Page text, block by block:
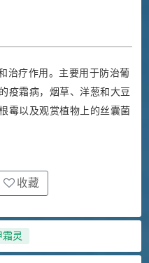
治疗作用。主要用于防治葡
疫霜病，烟草、洋葱和大豆
霉以及观赏植物上的丝囊菌
收藏
霜灵